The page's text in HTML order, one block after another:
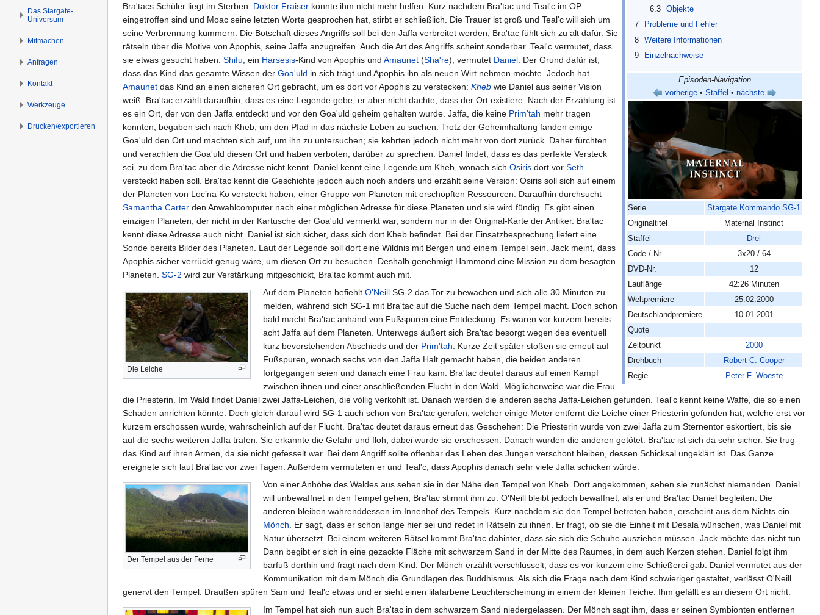
n
s
p
r
i
n
g
e
n
n
g
e
n
6.3
Objekte
7
Probleme und Fehler
8
Weitere Informationen
9
Einzelnachweise
Episoden-Navigation
vorherige • Staffel • nächste
Serie
Stargate Kommando SG-1
Originaltitel
Maternal Instinct
Staffel
Drei
Code / Nr.
3x20 / 64
DVD-Nr.
12
Lauflänge
42:26 Minuten
Weltpremiere
25.02.2000
Deutschlandpremiere
10.01.2001
Quote
Zeitpunkt
2000
Drehbuch
Robert C. Cooper
Regie
Peter F. Woeste
Bra'tacs Schüler liegt im Sterben. Doktor Fraiser konnte ihm nicht mehr helfen. Kurz nachdem Bra'tac und Teal'c im OP
eingetroffen sind und Moac seine letzten Worte gesprochen hat, stirbt er schließlich. Die Trauer ist groß und Teal'c will sich um
seine Verbrennung kümmern. Die Botschaft dieses Angriffs soll bei den Jaffa verbreitet werden, Bra'tac fühlt sich zu alt dafür. Sie
rätseln über die Motive von Apophis, seine Jaffa anzugreifen. Auch die Art des Angriffs scheint sonderbar. Teal'c vermutet, dass
sie etwas gesucht haben: Shifu , ein Harsesis-Kind von Apophis und Amaunet (Sha're), vermutet Daniel . Der Grund dafür ist,
dass das Kind das gesamte Wissen der Goa'uld in sich trägt und Apophis ihn als neuen Wirt nehmen möchte. Jedoch hat
Amaunet das Kind an einen sicheren Ort gebracht, um es dort vor Apophis zu verstecken: Kheb wie Daniel aus seiner Vision
weiß. Bra'tac erzählt daraufhin, dass es eine Legende gebe, er aber nicht dachte, dass der Ort existiere. Nach der Erzählung ist
es ein Ort, der von den Jaffa entdeckt und vor den Goa'uld geheim gehalten wurde. Jaffa, die keine Prim'tah mehr tragen
konnten, begaben sich nach Kheb, um den Pfad in das nächste Leben zu suchen. Trotz der Geheimhaltung fanden einige
Goa'uld den Ort und machten sich auf, um ihn zu untersuchen; sie kehrten jedoch nicht mehr von dort zurück. Daher fürchten
und verachten die Goa'uld diesen Ort und haben verboten, darüber zu sprechen. Daniel findet, dass es das perfekte Versteck
sei, zu dem Bra'tac aber die Adresse nicht kennt. Daniel kennt eine Legende um Kheb, wonach sich Osiris dort vor Seth
versteckt haben soll. Bra'tac kennt die Geschichte jedoch auch noch anders und erzählt seine Version: Osiris soll sich auf einem
der Planeten von Loc’na Ko versteckt haben, einer Gruppe von Planeten mit erschöpften Ressourcen. Daraufhin durchsucht
Samantha Carter den Anwahlcomputer nach einer möglichen Adresse für diese Planeten und sie wird fündig. Es gibt einen
einzigen Planeten, der nicht in der Kartusche der Goa'uld vermerkt war, sondern nur in der Original-Karte der Antiker. Bra'tac
kennt diese Adresse auch nicht. Daniel ist sich sicher, dass sich dort Kheb befindet. Bei der Einsatzbesprechung liefert eine
Sonde bereits Bilder des Planeten. Laut der Legende soll dort eine Wildnis mit Bergen und einem Tempel sein. Jack meint, dass
Apophis sicher verrückt genug wäre, um diesen Ort zu besuchen. Deshalb genehmigt Hammond eine Mission zu dem besagten
Planeten. SG-2 wird zur Verstärkung mitgeschickt, Bra'tac kommt auch mit.
Die Leiche
Auf dem Planeten befiehlt O'NeillSG-2 das Tor zu bewachen und sich alle 30 Minuten zu
melden, während sich SG-1 mit Bra'tac auf die Suche nach dem Tempel macht. Doch schon
bald macht Bra'tac anhand von Fußspuren eine Entdeckung: Es waren vor kurzem bereits
acht Jaffa auf dem Planeten. Unterwegs äußert sich Bra'tac besorgt wegen des eventuell
kurz bevorstehenden Abschieds und der Prim'tah . Kurze Zeit später stoßen sie erneut auf
Fußspuren, wonach sechs von den Jaffa Halt gemacht haben, die beiden anderen
fortgegangen seien und danach eine Frau kam. Bra'tac deutet daraus auf einen Kampf
zwischen ihnen und einer anschließenden Flucht in den Wald. Möglicherweise war die Frau
die Priesterin. Im Wald findet Daniel zwei Jaffa-Leichen, die völlig verkohlt ist. Danach werden die anderen sechs Jaffa-Leichen gefunden. Teal'c kennt keine Waffe, die so einen
Schaden anrichten könnte. Doch gleich darauf wird SG-1 auch schon von Bra'tac gerufen, welcher einige Meter entfernt die Leiche einer Priesterin gefunden hat, welche erst vor
kurzem erschossen wurde, wahrscheinlich auf der Flucht. Bra'tac deutet daraus erneut das Geschehen: Die Priesterin wurde von zwei Jaffa zum Sternentor eskortiert, bis sie
auf die sechs weiteren Jaffa trafen. Sie erkannte die Gefahr und floh, dabei wurde sie erschossen. Danach wurden die anderen getötet. Bra'tac ist sich da sehr sicher. Sie trug
das Kind auf ihren Armen, da sie nicht gefesselt war. Bei dem Angriff sollte offenbar das Leben des Jungen verschont bleiben, dessen Schicksal ungeklärt ist. Das Ganze
ereignete sich laut Bra'tac vor zwei Tagen. Außerdem vermuteten er und Teal'c, dass Apophis danach sehr viele Jaffa schicken würde.
Der Tempel aus der Ferne
Von einer Anhöhe des Waldes aus sehen sie in der Nähe den Tempel von Kheb. Dort angekommen, sehen sie zunächst niemanden. Daniel
will unbewaffnet in den Tempel gehen, Bra'tac stimmt ihm zu. O'Neill bleibt jedoch bewaffnet, als er und Bra'tac Daniel begleiten. Die
anderen bleiben währenddessen im Innenhof des Tempels. Kurz nachdem sie den Tempel betreten haben, erscheint aus dem Nichts ein
Mönch . Er sagt, dass er schon lange hier sei und redet in Rätseln zu ihnen. Er fragt, ob sie die Einheit mit Desala wünschen, was Daniel mit
Natur übersetzt. Bei einem weiteren Rätsel kommt Bra'tac dahinter, dass sie sich die Schuhe ausziehen müssen. Jack möchte das nicht tun.
Dann begibt er sich in eine gezackte Fläche mit schwarzem Sand in der Mitte des Raumes, in dem auch Kerzen stehen. Daniel folgt ihm
barfuß dorthin und fragt nach dem Kind. Der Mönch erzählt verschlüsselt, dass es vor kurzem eine Schießerei gab. Daniel vermutet aus der
Kommunikation mit dem Mönch die Grundlagen des Buddhismus. Als sich die Frage nach dem Kind schwieriger gestaltet, verlässt O'Neill
genervt den Tempel. Draußen spüren Sam und Teal'c etwas und er sieht einen lilafarbene Leuchterscheinung in einem der kleinen Teiche. Ihm gefällt es an diesem Ort nicht.
Im Tempel hat sich nun auch Bra'tac in dem schwarzem Sand niedergelassen. Der Mönch sagt ihm, dass er seinen Symbionten entfernen
Das Stargate-
Universum
Mitmachen
Anfragen
Kontakt
Werkzeuge
Drucken/­exportieren